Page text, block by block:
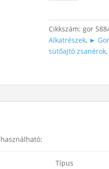
mennyiség
Cikkszám:gor
Alkatrészek, ►
sütőajtó zsanérok
Típus